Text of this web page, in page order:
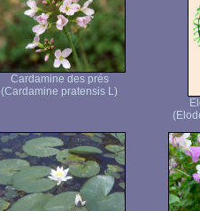
Cardamine des prés
(Cardamine pratensis L)